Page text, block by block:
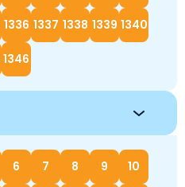
1336 1337 1338 1339 1340
1346
6 7 8 9 10